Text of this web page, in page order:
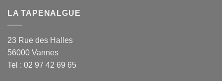
LA TAPENALGUE
23 Rue des Halles
56000 Vannes
Tel : 02 97 42 69 65